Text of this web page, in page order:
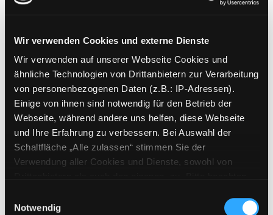
Wir verwenden Cookies und externe Dienste
Wir verwenden auf unserer Webseite Cookies und
ähnliche Technologien von Drittanbietern zur Verarbeitung
von personenbezogenen Daten (z.B.: IP-Adressen).
Einige von ihnen sind notwendig für den Betrieb der
Webseite, während andere uns helfen, diese Webseite
und Ihre Erfahrung zu verbessern. Bei Auswahl der
Schaltfläche „Alle zulassen“ stimmen Sie der
Verwendung aller Cookies und Dienste, sowohl von
Cookies von Drittanbietern, eine Verarbeitung in
Notwendig
01.; Nacht über der Prärie
Roman
Mediengruppe:Belletristik
Suche nach diesem Verfasser
Beschreibung ein-/ausblenden